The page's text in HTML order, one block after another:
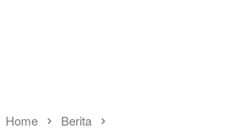
Home Berita